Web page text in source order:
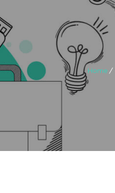
Home